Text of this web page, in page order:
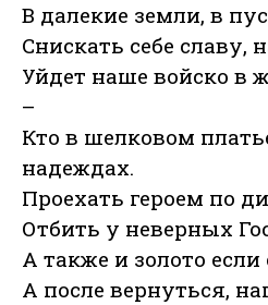
В далекие земли, в
Снискать себе славу,
Уйдет наше войско в
–
Кто в шелковом
надеждах.
Проехать героем по
Отбить у неверных
А также и золото
А после вернуться,